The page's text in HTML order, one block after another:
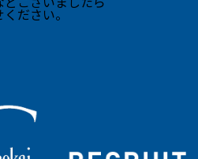
ださい。